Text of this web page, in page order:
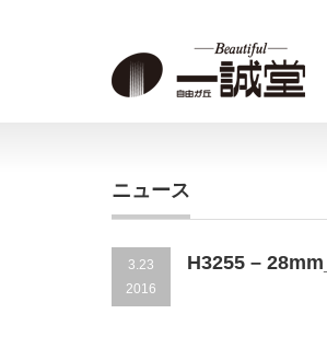
ニュース
3.23
2016
H3255 –